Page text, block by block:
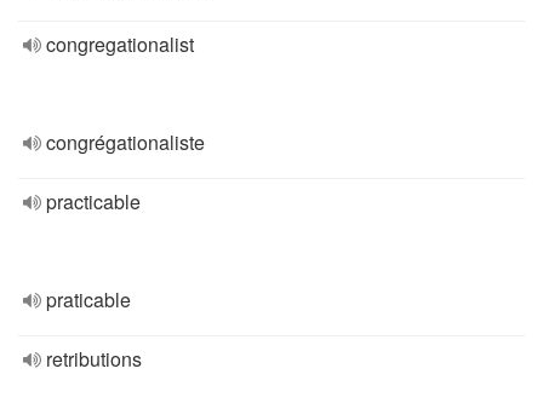
congregationalist
congrégationaliste
practicable
praticable
retributions